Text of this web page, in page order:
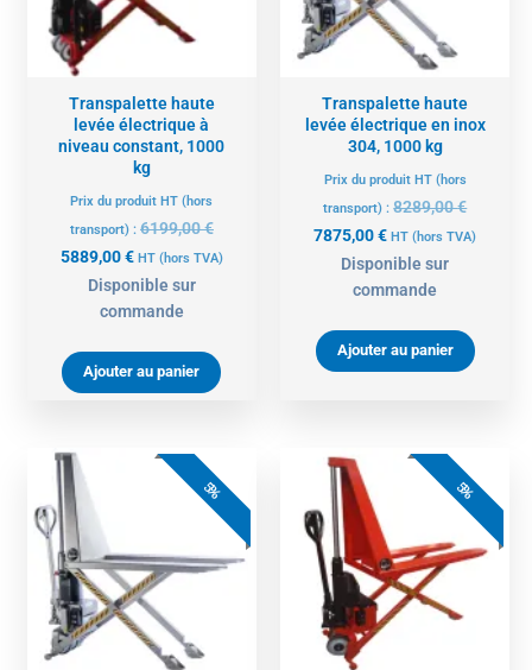
Transpalette haute
levée électrique à
niveau constant, 1000
kg
Prix du produit HT (hors
transport) : 6199,00€
5889,00€ HT (hors TVA)
Disponible sur
commande
Ajouter au panier
Transpalette haute
levée électrique en inox
304, 1000 kg
Prix du produit HT (hors
transport) :8289,00€
7875,00€ HT (hors TVA)
Disponible sur
commande
Ajouter au panier
5%prix
initial
était :
6599,00 €.
6269,00 €.
5%
prix
initial
était :
3999,00
est :
3799,00 €.